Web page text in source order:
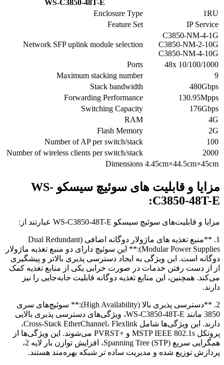
WS-C3850-48T-E
1RU
Enclosure Type
IP Service
Feature Set
C3850-NM-4-1G
C3850-NM-2-10G
C3850-NM-4-10G
Network SFP uplink module selection
48x 10/100/1000
Ports
9
Maximum stacking number
480Gbps
Stack bandwidth
130.95Mpps
Forwarding Performance
176Gbps
Switching Capacity
4G
RAM
2G
Flash Memory
100
Number of AP per switch/stack
2000
Number of wireless clients per switch/stack
4.45cm×44.5cm×45cm
Dimensions
مزایا و قابلیت های سوئیچ سیسکو WS-
C3850-48T-E:
مزایا و قابلیت‌های سوئیچ سیسکو WS-C3850-48T-E عبارتند از:
1. **منبع تغذیه های ماژولار دوگانه اضافی (Dual Redundant
Modular Power Supplies):** این سوئیچ دارای دو منبع تغذیه ماژولار
دوگانه است. این ویژگی به ایجاد دسترسی پذیری بالاتر و پیشگیری
از از دست رفتن خدمات در صورت خرابی یکی از منابع تغذیه کمک
می‌کند. همچنین، این منابع تغذیه دوگانه قابلیت جابه‌جایی را نیز
دارند.
2. **دسترسی پذیری بالا (High Availability):** سوئیچ‌های سری
3850 مانند WS-C3850-48T-E، ویژگی‌های دسترسی پذیری بالایی
دارند. این ویژگی‌ها شامل Cross-Stack EtherChannel، Flexlink،
پروتکل MSTP IEEE 802.1s و +PVRST می‌شوند. این ویژگی‌ها از
همگرایی سریع Spanning Tree (STP)، افزایش توازن بار لایه 2،
پردازش توزیع شده و مدیریت ساده تر شبکه بهره‌مند هستند.